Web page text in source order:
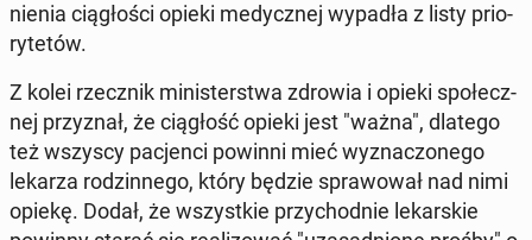
nie­nia cią­gło­ści opieki me­dycz­nej wypadła z listy prio­
ry­te­tów.
Z kolei rzecz­nik mi­ni­ster­stwa zdrowia i opieki spo­łecz­
nej przy­znał, że cią­głość opieki jest "ważna", dlatego
też wszyscy pa­cjen­ci powinni mieć wy­zna­czo­ne­go
lekarza ro­dzin­ne­go, który będzie spra­wo­wał nad nimi
opiekę. Dodał, że wszyst­kie przy­chod­nie le­kar­skie